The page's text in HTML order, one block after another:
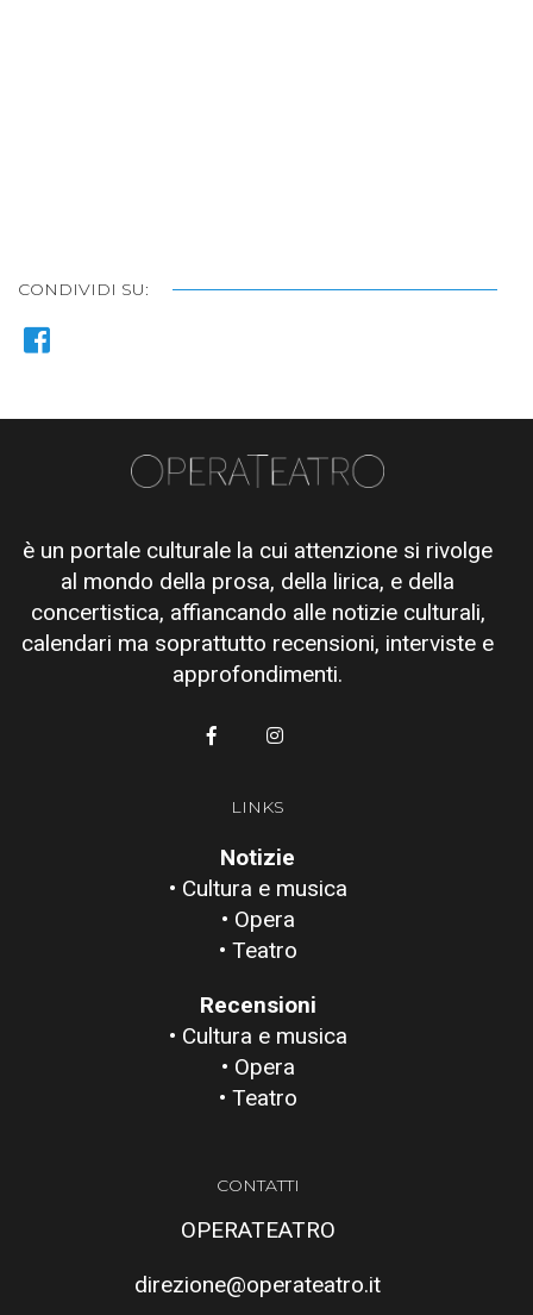
CONDIVIDI SU:
è un portale culturale la cui attenzione si rivolge
al mondo della prosa, della lirica, e della
concertistica, affiancando alle notizie culturali,
calendari ma soprattutto recensioni, interviste e
approfondimenti.
LINKS
Notizie
• Cultura e musica
• Opera
• Teatro
Recensioni
• Cultura e musica
• Opera
• Teatro
CONTATTI
OPERATEATRO
direzione@operateatro.it